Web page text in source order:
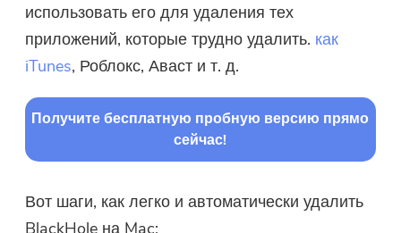
использовать его для удаления тех
приложений, которые трудно удалить. как
iTunes, Роблокс, Аваст и т. д.
Получите бесплатную пробную версию прямо
сейчас!
Вот шаги, как легко и автоматически удалить
BlackHole на Mac: